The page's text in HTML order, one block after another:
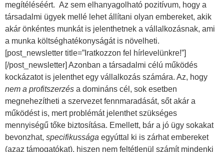
megítéléséért. Az sem elhanyagolható pozitívum, hogy a
társadalmi ügyek mellé lehet állítani olyan embereket, akik
akár önkéntes munkát is jelenthetnek a vállalkozásnak, ami
a munka költséghatékonyságát is növelheti.
[post_newsletter title=”Iratkozzon fel hírlevelünkre!”]
[/post_newsletter] Azonban a társadalmi célú működés
kockázatot is jelenthet egy vállalkozás számára. Az, hogy
nem a profitszerzés a domináns cél, sok esetben
megnehezítheti a szervezet fennmaradását, sőt akár a
működést is, mert problémát jelenthet szükséges
mennyiségű tőke biztosítása. Emellett, bár a jó ügy sokakat
bevonzhat, specifikussága egyúttal ki is zárhat embereket
(azaz támogatókat), hiszen nem feltétlenül számít mindenki